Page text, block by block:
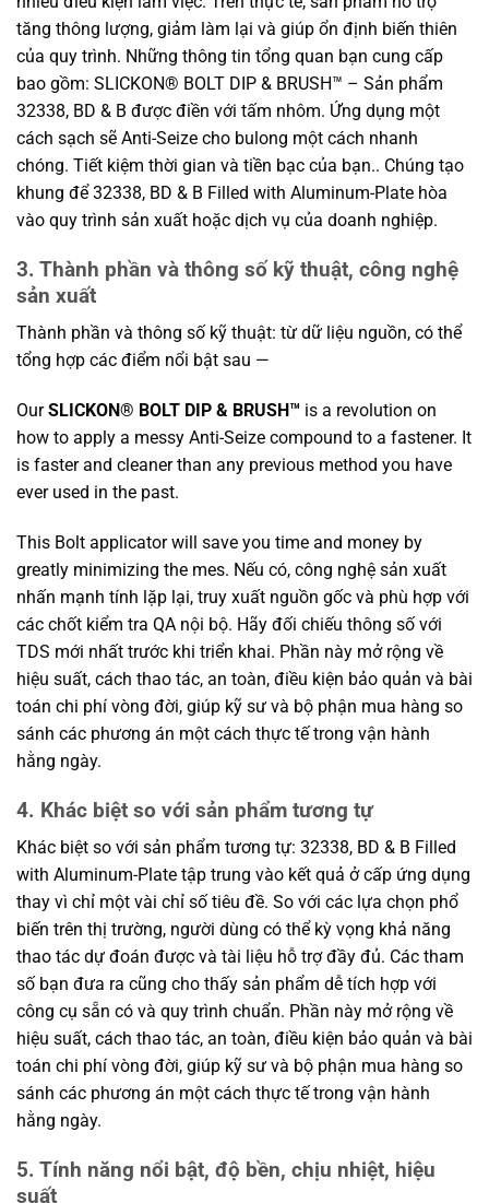
tăng thông lượng, giảm làm lại và giúp ổn định biến thiên
của quy trình. Những thông tin tổng quan bạn cung cấp
bao gồm: SLICKON® BOLT DIP & BRUSH™ – Sản phẩm
32338, BD & B được điền với tấm nhôm. Ứng dụng một
cách sạch sẽ Anti-Seize cho bulong một cách nhanh
chóng. Tiết kiệm thời gian và tiền bạc của bạn.. Chúng tạo
khung để 32338, BD & B Filled with Aluminum-Plate hòa
vào quy trình sản xuất hoặc dịch vụ của doanh nghiệp.
3. Thành phần và thông số kỹ thuật, công nghệ
sản xuất
Thành phần và thông số kỹ thuật: từ dữ liệu nguồn, có thể
tổng hợp các điểm nổi bật sau —
OurSLICKON® BOLT DIP & BRUSH™ is a revolution on
how to apply a messy Anti-Seize compound to a fastener. It
is faster and cleaner than any previous method you have
ever used in the past.
This Bolt applicator will save you time and money by
greatly minimizing the mes. Nếu có, công nghệ sản xuất
nhấn mạnh tính lặp lại, truy xuất nguồn gốc và phù hợp với
các chốt kiểm tra QA nội bộ. Hãy đối chiếu thông số với
TDS mới nhất trước khi triển khai. Phần này mở rộng về
hiệu suất, cách thao tác, an toàn, điều kiện bảo quản và bài
toán chi phí vòng đời, giúp kỹ sư và bộ phận mua hàng so
sánh các phương án một cách thực tế trong vận hành
hằng ngày.
4. Khác biệt so với sản phẩm tương tự
Khác biệt so với sản phẩm tương tự: 32338, BD & B Filled
with Aluminum-Plate tập trung vào kết quả ở cấp ứng dụng
thay vì chỉ một vài chỉ số tiêu đề. So với các lựa chọn phổ
biến trên thị trường, người dùng có thể kỳ vọng khả năng
thao tác dự đoán được và tài liệu hỗ trợ đầy đủ. Các tham
số bạn đưa ra cũng cho thấy sản phẩm dễ tích hợp với
công cụ sẵn có và quy trình chuẩn. Phần này mở rộng về
hiệu suất, cách thao tác, an toàn, điều kiện bảo quản và bài
toán chi phí vòng đời, giúp kỹ sư và bộ phận mua hàng so
sánh các phương án một cách thực tế trong vận hành
hằng ngày.
5. Tính năng nổi bật, độ bền, chịu nhiệt, hiệu
suất